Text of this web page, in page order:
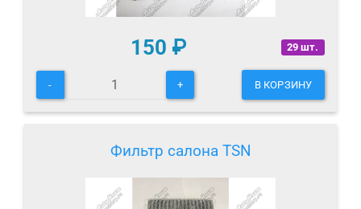
29 шт.
150 ₽
- + В КОРЗИНУ
Фильтр салона TSN